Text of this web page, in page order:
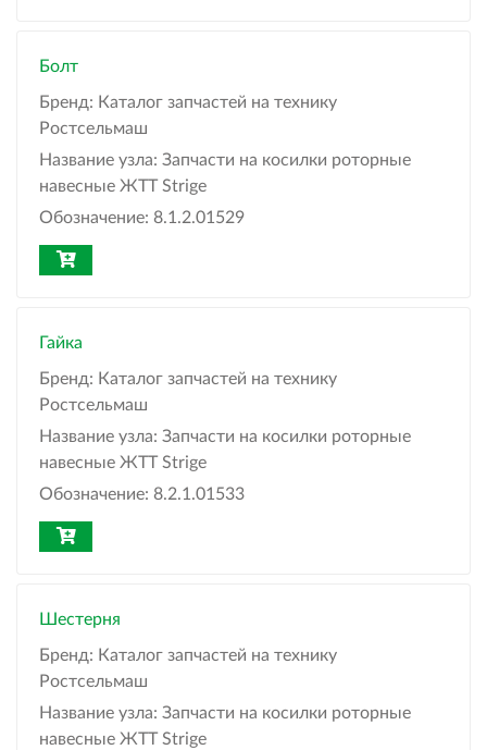
Болт
Бренд: Каталог запчастей на технику
Ростсельмаш
Название узла: Запчасти на косилки роторные
навесные ЖТТ Strige
Обозначение: 8.1.2.01529
Гайка
Бренд: Каталог запчастей на технику
Ростсельмаш
Название узла: Запчасти на косилки роторные
навесные ЖТТ Strige
Обозначение: 8.2.1.01533
Шестерня
Бренд: Каталог запчастей на технику
Ростсельмаш
Название узла: Запчасти на косилки роторные
навесные ЖТТ Strige